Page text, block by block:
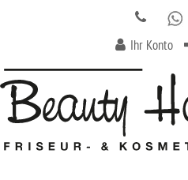
Ihr Konto